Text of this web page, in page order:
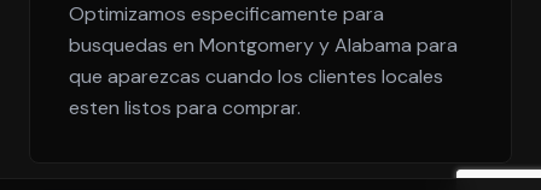
Optimizamos especificamente para
busquedas en Montgomery y Alabama para
que aparezcas cuando los clientes locales
esten listos para comprar.